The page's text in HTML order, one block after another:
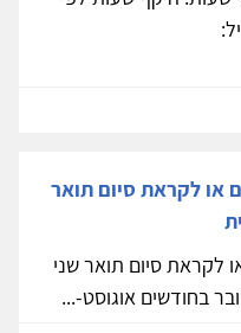
או לקראת סיום תואר
לקראת סיום תואר שני
בחודשים אוגוסט-...